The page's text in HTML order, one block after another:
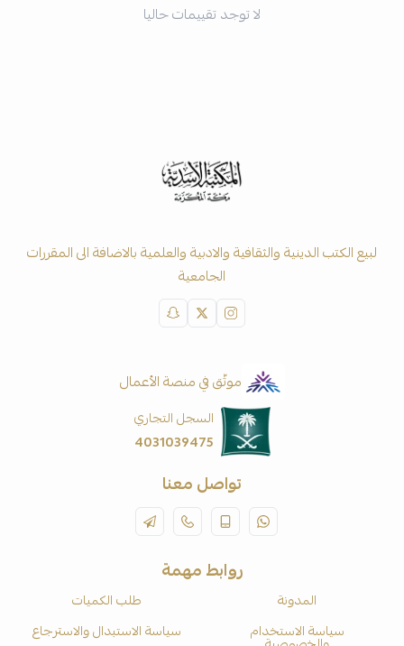
لا توجد تقييمات حاليا
لبيع الكتب الدينية والثقافية والادبية والعلمية بالاضافة الى المقررات
الجامعية
موثّق في منصة الأعمال
السجل التجاري
4031039475
تواصل معنا
روابط مهمة
المدونة
طلب الكميات
سياسة الاستخدام
سياسة الاستبدال والاسترجاع